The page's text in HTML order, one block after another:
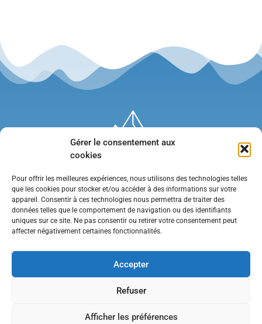
Gérer le consentement aux
cookies
Pour offrir les meilleures expériences, nous utilisons des technologies telles
que les cookies pour stocker et/ou accéder à des informations sur votre
appareil. Consentir à ces technologies nous permettra de traiter des
données telles que le comportement de navigation ou des identifiants
uniques sur ce site. Ne pas consentir ou retirer votre consentement peut
affecter négativement certaines fonctionnalités.
Accepter
Refuser
Afficher les préférences
•Contact